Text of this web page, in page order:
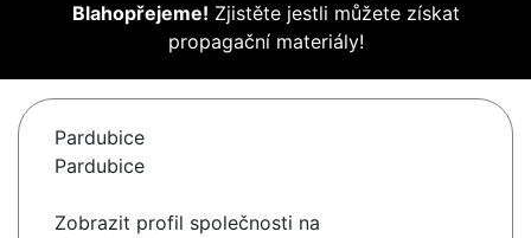
Blahopřejeme! Zjistěte jestli můžete získat
propagační materiály!
Pardubice
Pardubice
Zobrazit profil společnosti na